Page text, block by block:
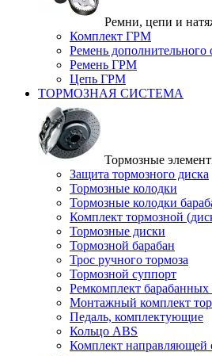
Ремни, цепи и
Комплект ГРМ
Ремень дополнительного
Ремень ГРМ
Цепь ГРМ
ТОРМОЗНАЯ СИСТЕМА
Тормозные
Защита тормозного диска
Тормозные колодки
Тормозные колодки
Комплект тормозной
Тормозные диски
Тормозной барабан
Трос ручного тормоза
Тормозной суппорт
Ремкомплект барабанных
Монтажный комплект
Педаль, комплектующие
Кольцо ABS
Комплект направляющей